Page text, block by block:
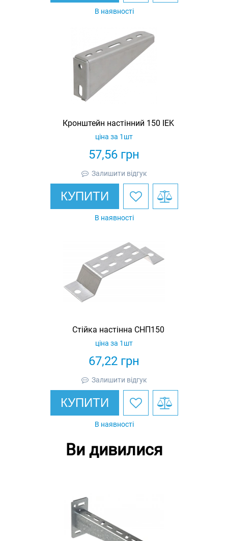
В наявності
Кронштейн настінний 150 IEK
57,56 грн
ціна за 1шт
Залишити відгук
КУПИТИ
В наявності
Стійка настінна СНП150
67,22 грн
ціна за 1шт
Залишити відгук
КУПИТИ
В наявності
Ви дивилися